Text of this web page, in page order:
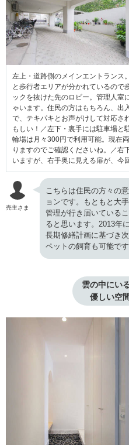
左上・道路側のメインエントランス
と歩行者エリアが分かれているので
ックを抜けた先のロビー。管理人室
ゃいます。住民の方はもちろん、出
で、テキパキとお声がけして対応さ
もしい！／左下・裏手には駐車場と
輪場は月々300円で利用可能。現在
りますのでご確認くださいね。／右
いますが、右手奥に見える扉が、今
売主さま
こちらは住民の方々の
ョンです。もともと大
管理が行き届いている
ると思います。2013年
長期修繕計画に基づき
ペットの飼育も可能です
雲の中にい
優しい空